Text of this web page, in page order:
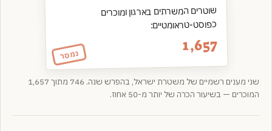
שוטרים המשרתים בארגון ומוכרים
כפוסט-טראומטיים:
1,657 נמסר
שני מענים רשמיים של משטרת ישראל, בהפרש שנה. 746 מתוך 1,657
המוכרים — בשיעור הכרה של יותר מ-50 אחוז.